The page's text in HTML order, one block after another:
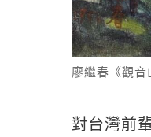
廖繼春《觀
對台灣前